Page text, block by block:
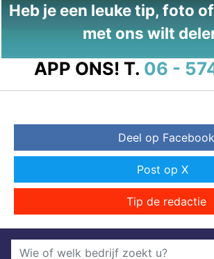
Heb je een leuke tip, foto
met ons wilt
APP ONS! T. 06 -
Deel op Facebook
Post op X
Tip de redactie